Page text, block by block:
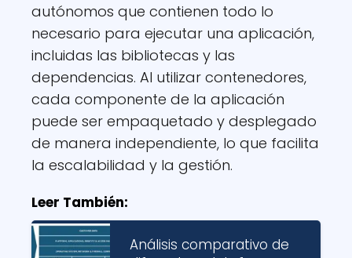
autónomos que contienen todo lo
necesario para ejecutar una aplicación,
incluidas las bibliotecas y las
dependencias. Al utilizar contenedores,
cada componente de la aplicación
puede ser empaquetado y desplegado
de manera independiente, lo que facilita
la escalabilidad y la gestión.
Leer También:
Análisis comparativo de